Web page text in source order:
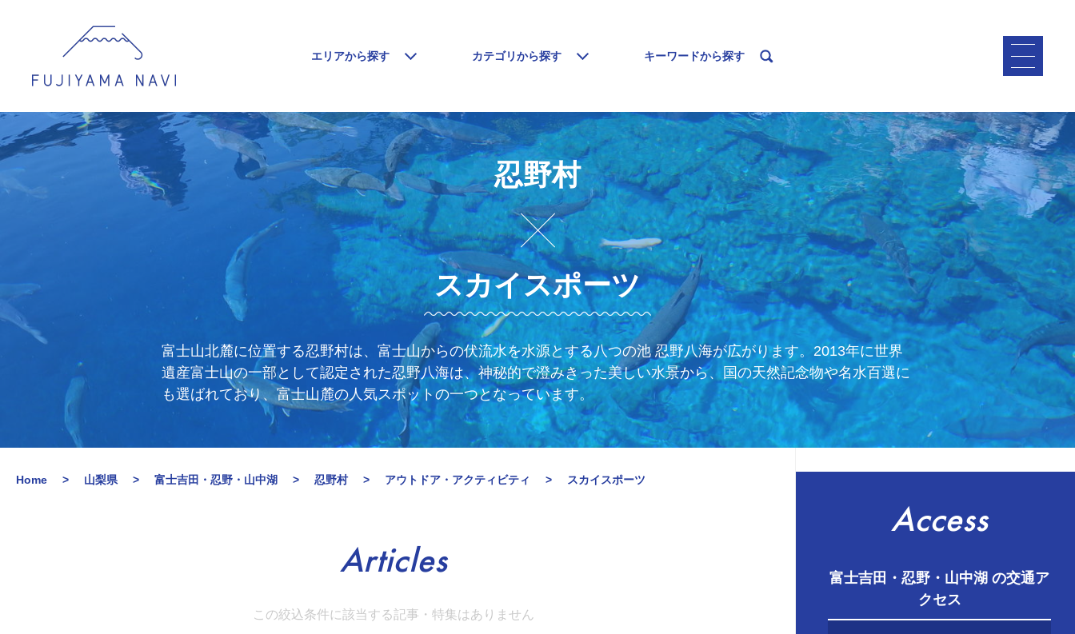
エリアから探す カテゴリから探す キーワードから探す
忍野村
スカイスポーツ
富士山北麓に位置する忍野村は、富士山からの伏流水を水源とする八つの池 忍野八海が広がります。2013年に世界
遺産富士山の一部として認定された忍野八海は、神秘的で澄みきった美しい水景から、国の天然記念物や名水百選に
も選ばれており、富士山麓の人気スポットの一つとなっています。
Home 山梨県 富士吉田・忍野・山中湖 忍野村 アウトドア・アクティビティ スカイスポーツ
Articles
この絞込条件に該当する記事・特集はありません
Access
富士吉田・忍野・山中湖 の交通ア
クセス